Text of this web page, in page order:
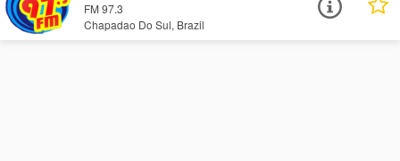
FM 97.3
Chapadao Do Sul, Brazil